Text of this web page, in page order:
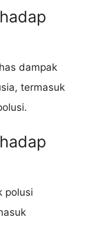
dampak
termasuk
polusi